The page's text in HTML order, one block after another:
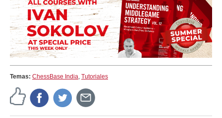
Temas: ChessBase India, Tutoriales